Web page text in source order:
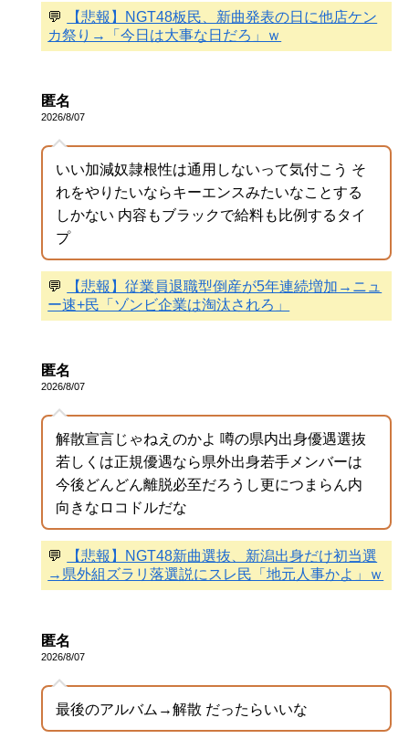
💬
【悲報】NGT48板民、新曲発表の日に他店ケン
カ祭り→「今日は大事な日だろ」ｗ
匿名
2026/8/07
いい加減奴隷根性は通用しないって気付こう そ
れをやりたいならキーエンスみたいなことする
しかない 内容もブラックで給料も比例するタイ
プ
💬
【悲報】従業員退職型倒産が5年連続増加→ニュ
ー速+民「ゾンビ企業は淘汰されろ」
匿名
2026/8/07
解散宣言じゃねえのかよ 噂の県内出身優遇選抜
若しくは正規優遇なら県外出身若手メンバーは
今後どんどん離脱必至だろうし更につまらん内
向きなロコドルだな
💬
【悲報】NGT48新曲選抜、新潟出身だけ初当選
→県外組ズラリ落選説にスレ民「地元人事かよ」ｗ
匿名
2026/8/07
最後のアルバム→解散 だったらいいな